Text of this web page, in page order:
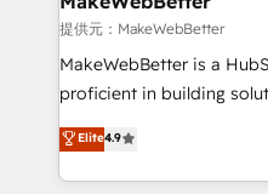
fuel long-term success We connect the entire
customer lifecycle
ensure long-term
and service to drive sustainable
HubSpot accreditations
提供元：MakeWebBetter
MakeWebBetter is a
proficient in building
operational efficiency of
growing tech-enabler &
hands you the blend of
Elite4.9